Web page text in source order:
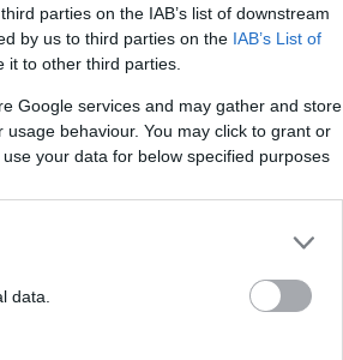
parties on the IAB’s list of downstream
by us to third parties on the IAB’s List of
it to other third parties.
Google services and may gather and store
behaviour. You may click to grant or
your data for below specified purposes
data.
HEALTHY PETS